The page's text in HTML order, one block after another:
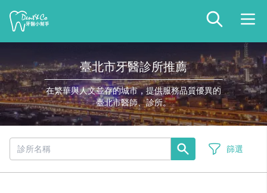
臺北市牙醫診所推薦
在繁華與人文並存的城市，提供服務品質優異的
臺北市醫師、診所。
篩選